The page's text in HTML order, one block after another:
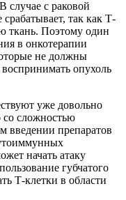
случае с раковой
так как Т-
ткань. Поэтому один
в онкотерапии
не должны
опухоль
уже довольно
со сложностью
введении препаратов
начать атаку
губчатого
Т-клетки в области